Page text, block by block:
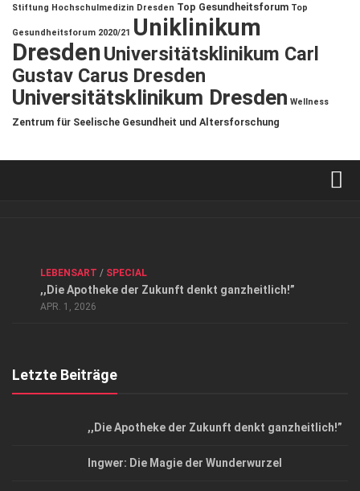
Stiftung Hochschulmedizin Dresden Top Gesundheitsforum Top
Gesundheitsforum 2020/21 Uniklinikum
DresdenUniversitätsklinikum Carl
Gustav Carus Dresden
Universitätsklinikum Dresden Wellness
Zentrum für Seelische Gesundheit und Altersforschung
Datenschutzerklärung
Top Magazin Dresden / Ostsachsen
LEBENSART / SPECIAL
,,Die Apotheke der Zukunft denkt ganzheitlich!”
APR. 1, 2026
Letzte Beiträge
,,Die Apotheke der Zukunft denkt ganzheitlich!”
Ingwer: Die Magie der Wunderwurzel